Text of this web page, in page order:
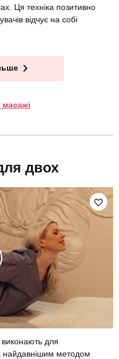
Ця техніка позитивно
відчує на собі
масажі
двох
виконають для
найдавнішим методом